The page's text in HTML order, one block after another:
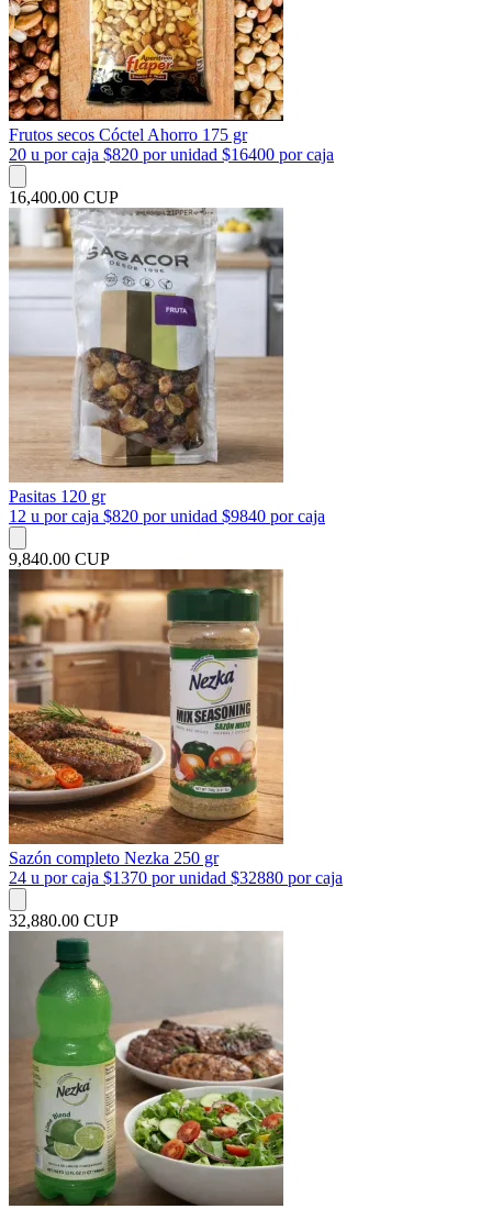
Frutos secos Cóctel Ahorro 175 gr
20 u por caja $820 por unidad $16400 por caja
16,400.00 CUP
Pasitas 120 gr
12 u por caja $820 por unidad $9840 por caja
9,840.00 CUP
Sazón completo Nezka 250 gr
24 u por caja $1370 por unidad $32880 por caja
32,880.00 CUP